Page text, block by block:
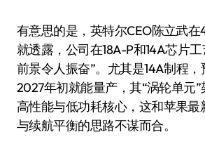
有意思的是，英特尔CEO陈立武
就透露，公司在18A-P和14A芯片
前景令人振奋”。尤其是14A制程
2027年初就能量产，其“涡轮单元
高性能与低功耗核心，这和苹果最
与续航平衡的思路不谋而合。